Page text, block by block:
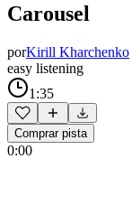
Carousel
porKirill Kharchenko
easy listening
1:35
Comprar pista
0:00